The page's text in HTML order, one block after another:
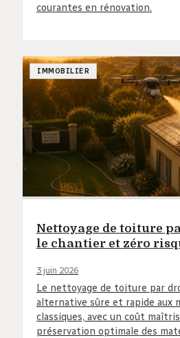
courantes en rénovation.
IMMOBILIER
Nettoyage de toiture
le chantier et zéro
3 juin 2026
Le nettoyage de toiture par
alternative sûre et rapide aux
classiques, avec un coût
préservation optimale des